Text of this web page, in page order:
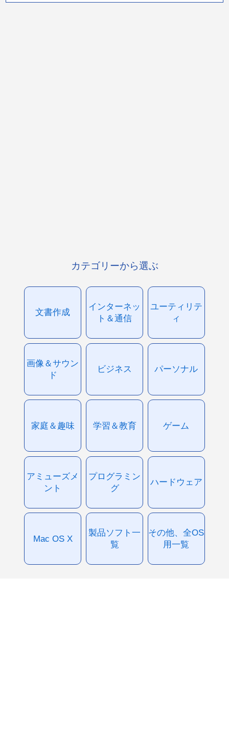
カテゴリーから選ぶ
文書作成
インターネッ
ト＆通信
ユーティリテ
ィ
画像＆サウン
ド
ビジネス パーソナル
家庭＆趣味 学習＆教育 ゲーム
アミューズメ
ント
プログラミン
グ
ハードウェア
Mac OS X
製品ソフト一
覧
その他、全OS
用一覧